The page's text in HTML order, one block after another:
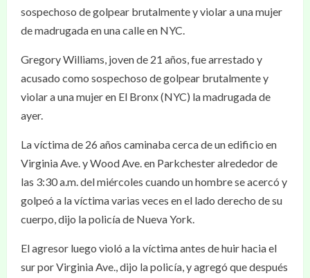
sospechoso de golpear brutalmente y violar a una mujer
de madrugada en una calle en NYC.
Gregory Williams, joven de 21 años, fue arrestado y
acusado como sospechoso de golpear brutalmente y
violar a una mujer en El Bronx (NYC) la madrugada de
ayer.
La víctima de 26 años caminaba cerca de un edificio en
Virginia Ave. y Wood Ave. en Parkchester alrededor de
las 3:30 a.m. del miércoles cuando un hombre se acercó y
golpeó a la víctima varias veces en el lado derecho de su
cuerpo, dijo la policía de Nueva York.
El agresor luego violó a la víctima antes de huir hacia el
sur por Virginia Ave., dijo la policía, y agregó que después